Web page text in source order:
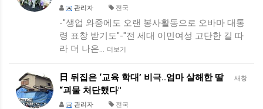
관리자 전국
-"생업 와중에도 오랜 봉사활동으로 오바마 대통
령 표창 받기도"-"전 세대 이민여성 고단한 길 따
라 더 나은… 더보기
새창
日 뒤집은 ‘교육 학대’ 비극..엄마 살해한 딸
“괴물 처단했다"
관리자 전국